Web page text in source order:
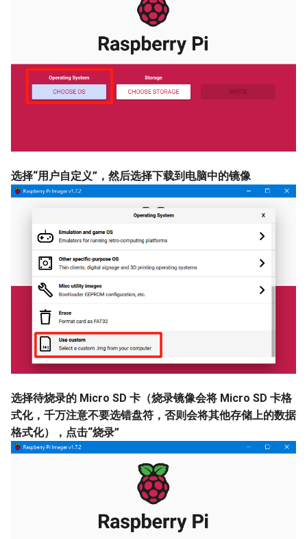
选择“用户自定义”，然后选择下载到电脑中的镜像
选择待烧录的 Micro SD 卡（烧录镜像会将 Micro SD 卡格
式化，千万注意不要选错盘符，否则会将其他存储上的数据
格式化），点击“烧录”